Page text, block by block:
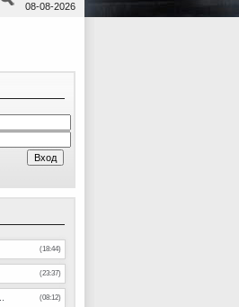
08-08-2026
(18:44)
(23:37)
(08:12)